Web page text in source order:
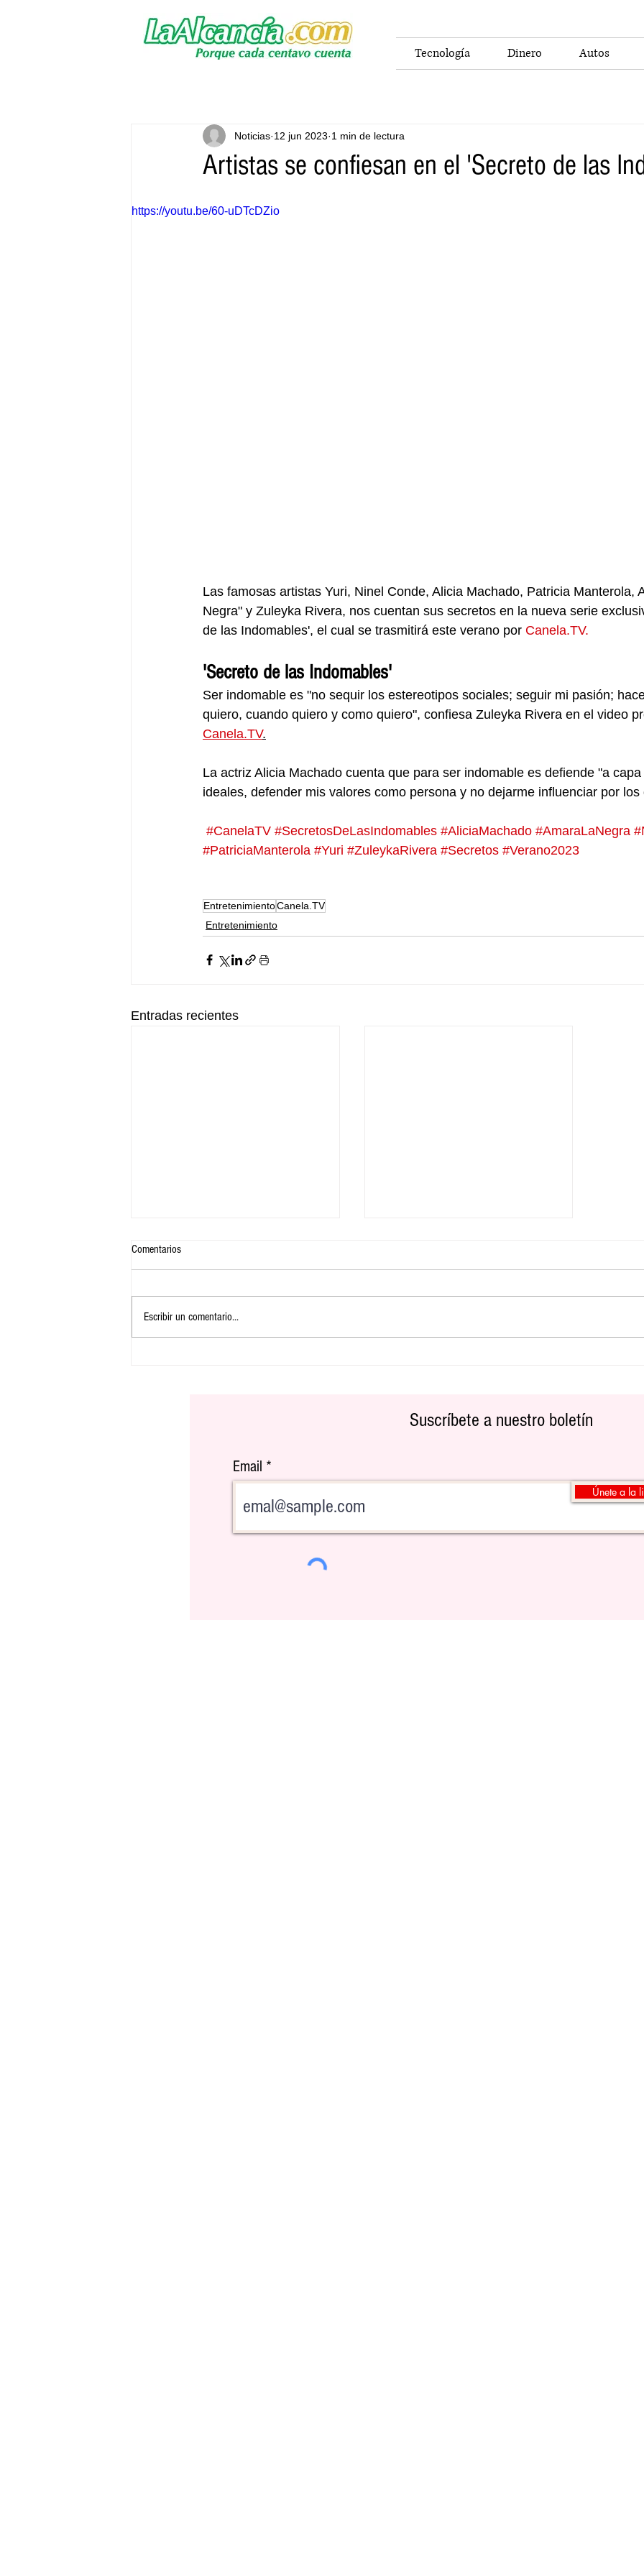
Tecnología Dinero Autos
Artistas se confiesan en el 'Secreto de las
Noticias 12 jun 2023 1 min de lectura
https://youtu.be/60-uDTcDZio
Las famosas artistas Yuri, Ninel Conde, Alicia Machado, Patricia Manterola,
Negra" y Zuleyka Rivera, nos cuentan sus secretos en la nueva serie
de las Indomables', el cual se trasmitirá este verano por Canela.TV.
'Secreto de las Indomables'
Ser indomable es "no sequir los estereotipos sociales; seguir mi pasión;
quiero, cuando quiero y como quiero", confiesa Zuleyka Rivera en el video
Canela.TV.
La actriz Alicia Machado cuenta que para ser indomable es defiende "a
ideales, defender mis valores como persona y no dejarme influenciar por los
#CanelaTV #SecretosDeLasIndomables #AliciaMachado #AmaraLaNegra
#PatriciaManterola #Yuri #ZuleykaRivera #Secretos #Verano2023
EntretenimientoCanela.TV
Entretenimiento
Entradas recientes
Comentarios
Escribir un comentario...
Suscríbete a nuestro boletín
Email
Únete a la